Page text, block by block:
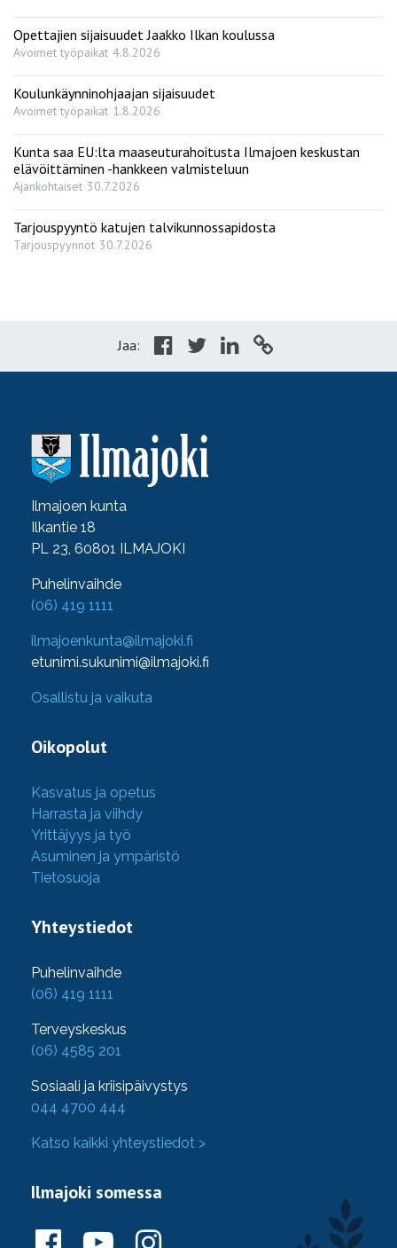
Opettajien sijaisuudet Jaakko Ilkan koulussa
Avoimet työpaikat 4.8.2026
Koulunkäynninohjaajan sijaisuudet
Avoimet työpaikat 1.8.2026
Kunta saa EU:lta maaseuturahoitusta Ilmajoen keskustan
elävöittäminen -hankkeen valmisteluun
Ajankohtaiset 30.7.2026
Tarjouspyyntö katujen talvikunnossapidosta
Tarjouspyynnöt 30.7.2026
Jaa:
Ilmajoen kunta
Ilkantie 18
PL 23, 60801 ILMAJOKI
Puhelinvaihde
(06) 419 1111
ilmajoenkunta@ilmajoki.fi
etunimi.sukunimi@ilmajoki.fi
Osallistu ja vaikuta
Oikopolut
Kasvatus ja opetus
Harrasta ja viihdy
Yrittäjyys ja työ
Asuminen ja ympäristö
Tietosuoja
Yhteystiedot
Puhelinvaihde
(06) 419 1111
Terveyskeskus
(06) 4585 201
Sosiaali ja kriisipäivystys
044 4700 444
Katso kaikki yhteystiedot >
Ilmajoki somessa